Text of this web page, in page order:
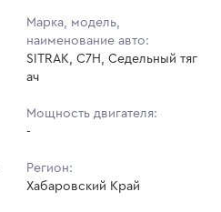
Марка, модель,
наименование авто:
SITRAK, C7H, Седельный тяг
ач
Мощность двигателя:
-
Регион:
Хабаровский Край